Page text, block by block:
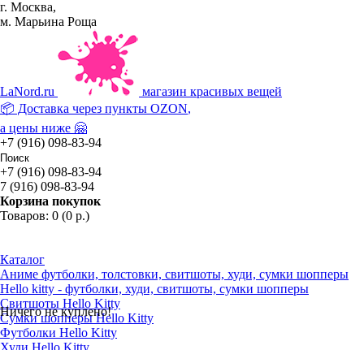
г. Москва,
м. Марьина Роща
LaNord.ru
магазин красивых вещей
📦 Доставка через пункты OZON,
а цены ниже 🤗
+7 (916) 098-83-94
+7 (916) 098-83-94
7 (916) 098-83-94
Корзина покупок
Товаров: 0 (0 р.)
Ничего не куплено!
Каталог
Аниме футболки, толстовки, свитшоты, худи, сумки шопперы
Hello kitty - футболки, худи, свитшоты, сумки шопперы
Свитшоты Hello Kitty
Сумки шопперы Hello Kitty
Футболки Hello Kitty
Худи Hello Kitty